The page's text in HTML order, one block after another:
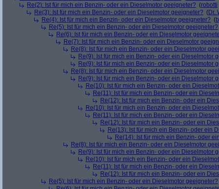
Re(2): Ist für mich ein Benzin- oder ein Dieselmotor geeigneter? (robotti
Re(3): Ist für mich ein Benzin- oder ein Dieselmotor geeigneter? (Dr.
Re(4): Ist für mich ein Benzin- oder ein Dieselmotor geeigneter? (
Re(5): Ist für mich ein Benzin- oder ein Dieselmotor geeigneter?
Re(6): Ist für mich ein Benzin- oder ein Dieselmotor
Re(7): Ist für mich ein Benzin- oder ein Dieselmotor
Re(8): Ist für mich ein Benzin- oder ein Dieselmotor
Re(9): Ist für mich ein Benzin- oder ein Dieselmotor
Re(9): Ist für mich ein Benzin- oder ein Dieselmotor
Re(8): Ist für mich ein Benzin- oder ein Dieselmotor
Re(9): Ist für mich ein Benzin- oder ein Dieselmotor
Re(10): Ist für mich ein Benzin- oder ein
Re(11): Ist für mich ein Benzin- oder ein
Re(12): Ist für mich ein Benzin- oder ein
Re(10): Ist für mich ein Benzin- oder ein
Re(11): Ist für mich ein Benzin- oder ein
Re(12): Ist für mich ein Benzin- oder ein
Re(13): Ist für mich ein Benzin- oder ein
Re(14): Ist für mich ein Benzin- oder
Re(8): Ist für mich ein Benzin- oder ein Dieselmotor
Re(9): Ist für mich ein Benzin- oder ein Dieselmotor
Re(10): Ist für mich ein Benzin- oder ein
Re(11): Ist für mich ein Benzin- oder ein
Re(12): Ist für mich ein Benzin- oder ein
Re(5): Ist für mich ein Benzin- oder ein Dieselmotor geeigneter?